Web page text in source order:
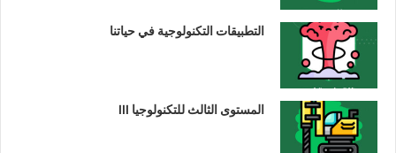
التطبيقات التكنولوجية في حياتنا
المستوى الثالث للتكنولوجيا III